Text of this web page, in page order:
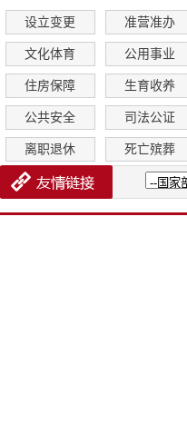
设立变更 准营准办
文化体育 公用事业
住房保障 生育收养
公共安全 司法公证
离职退休 死亡殡葬